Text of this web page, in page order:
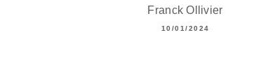
Franck Ollivier
10/01/2024